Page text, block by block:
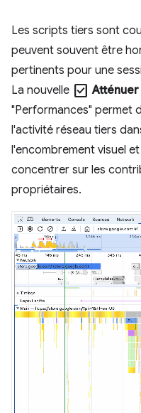
Les scripts tiers sont
peuvent souvent être
pertinents pour une
La nouvelle check_box
"Performances" permet
l'activité réseau tiers
l'encombrement visuel
concentrer sur les
propriétaires.